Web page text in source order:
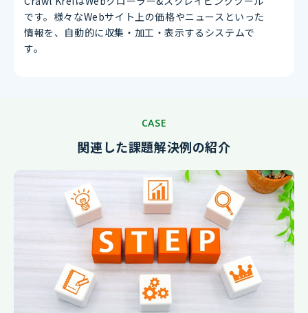
です。様々なWebサイト上の価格やニュースといった
情報を、自動的に収集・加工・表示するシステムで
す。
CASE
関連した課題解決例の紹介